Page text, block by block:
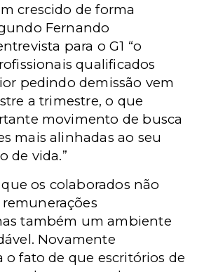
crescido de forma
Fernando
para o G1 “o
qualificados
pedindo demissão vem
a trimestre, o que
movimento de busca
mais alinhadas ao seu
de vida.”
os colaborados não
também um ambiente
Novamente
o fato de que escritórios de